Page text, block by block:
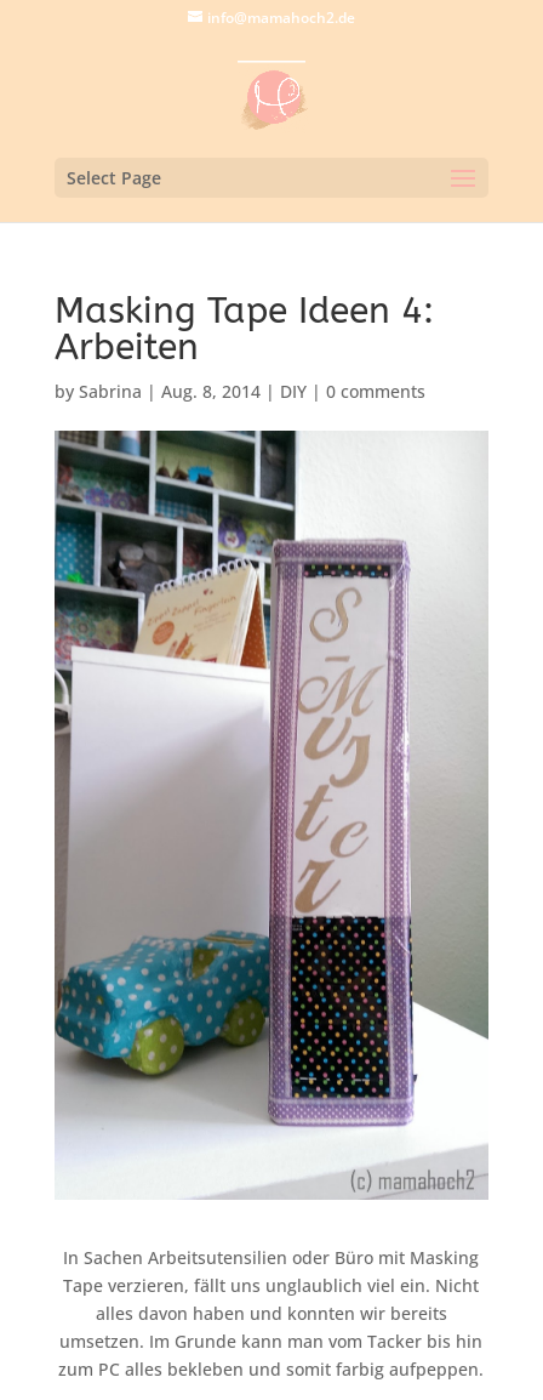
info@mamahoch2.de
Select Page
Masking Tape Ideen 4:
Arbeiten
by Sabrina | Aug. 8, 2014| DIY| 0 comments
In Sachen Arbeitsutensilien oder Büro mit Masking
Tape verzieren, fällt uns unglaublich viel ein. Nicht
alles davon haben und konnten wir bereits
umsetzen. Im Grunde kann man vom Tacker bis hin
zum PC alles bekleben und somit farbig aufpeppen.